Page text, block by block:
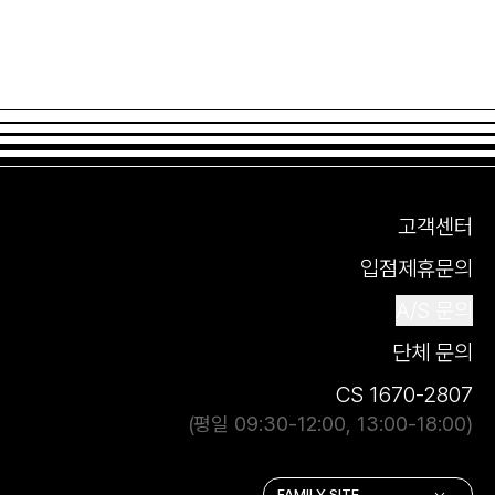
고객센터
입점제휴문의
단체 문의
CS 1670-2807
(평일 09:30-12:00, 13:00-18:00)